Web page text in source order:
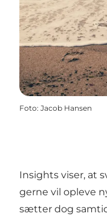
Foto: Jacob Hansen
Insights viser, at
gerne vil opleve
sætter dog